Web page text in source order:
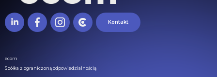
Kontakt
ecom
Spółka z ograniczoną odpowiedzialnością